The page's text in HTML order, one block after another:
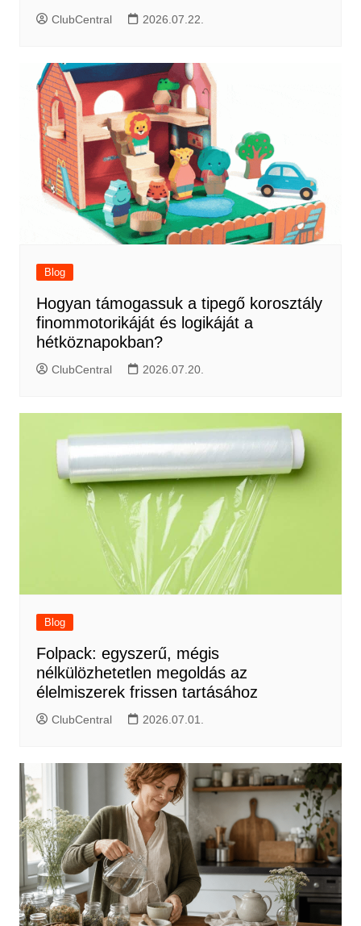
ClubCentral 2026.07.22.
Blog
Hogyan támogassuk a tipegő korosztály
finommotorikáját és logikáját a
hétköznapokban?
ClubCentral 2026.07.20.
Blog
Folpack: egyszerű, mégis
nélkülözhetetlen megoldás az
élelmiszerek frissen tartásához
ClubCentral 2026.07.01.